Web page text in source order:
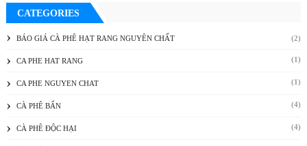
CATEGORIES
BÁO GIÁ CÀ PHÊ HẠT RANG NGUYÊN CHẤT (2)
CA PHE HAT RANG (1)
CA PHE NGUYEN CHAT (1)
CÀ PHÊ BẨN (4)
CÀ PHÊ ĐỘC HẠI (4)